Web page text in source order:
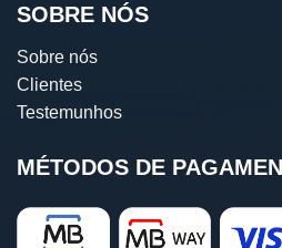
SOBRE NÓS
Sobre nós
Clientes
Testemunhos
MÉTODOS DE